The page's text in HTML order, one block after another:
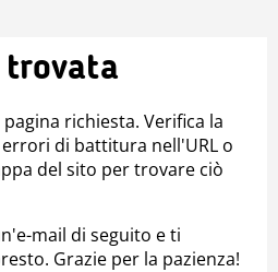
trovata
richiesta. Verifica la
di battitura nell'URL o
del sito per trovare ciò
mail di seguito e ti
Grazie per la pazienza!